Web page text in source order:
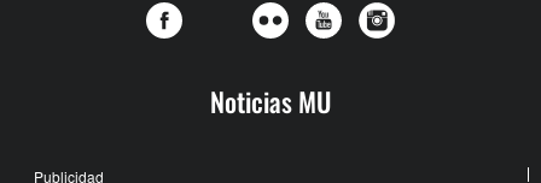
Noticias MU
Publicidad